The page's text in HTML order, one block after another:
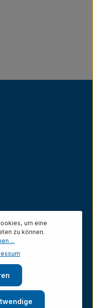
um eine
zu können.
...